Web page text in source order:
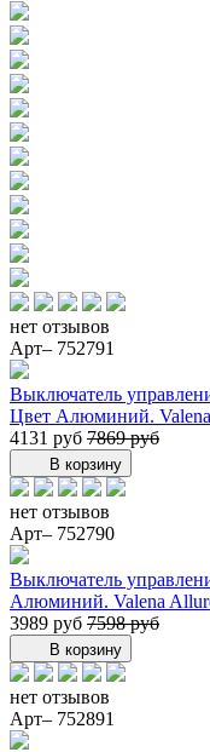
нет отзывов
Арт– 752791
Выключатель
Цвет Алюминий.
4131 руб 7869 руб
В корзину
нет отзывов
Арт– 752790
Выключатель
Алюминий. Valena
3989 руб 7598 руб
В корзину
нет отзывов
Арт– 752891